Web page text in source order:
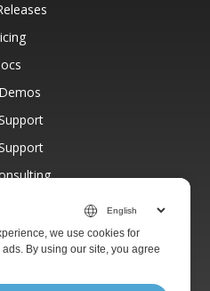
we use cookies for
By using our site, you agree